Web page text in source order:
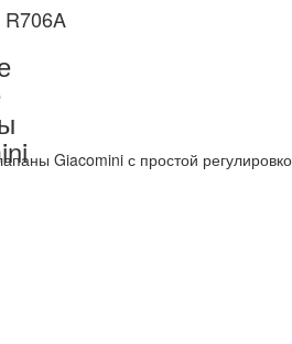
Giacomini с простой